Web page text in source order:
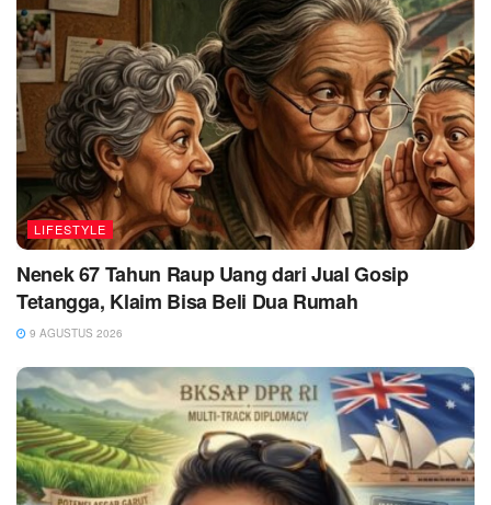
LIFESTYLE
Nenek 67 Tahun Raup Uang dari Jual Gosip
Tetangga, Klaim Bisa Beli Dua Rumah
9 AGUSTUS 2026